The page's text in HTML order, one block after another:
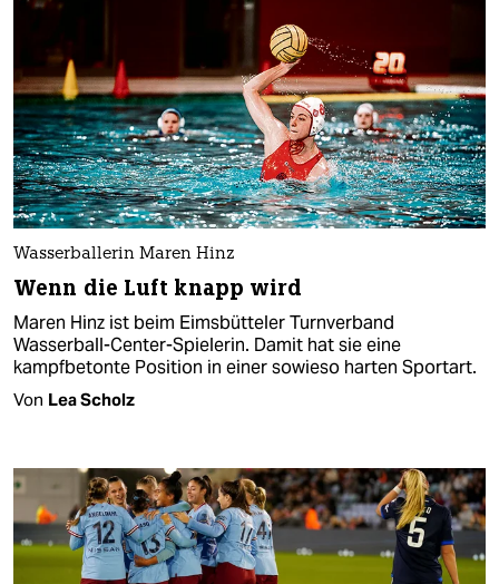
Wasserballerin Maren Hinz
Wenn die Luft knapp wird
Maren Hinz ist beim Eimsbütteler Turnverband
Wasserball-Center-Spielerin. Damit hat sie eine
kampfbetonte Position in einer sowieso harten Sportart.
Von Lea Scholz